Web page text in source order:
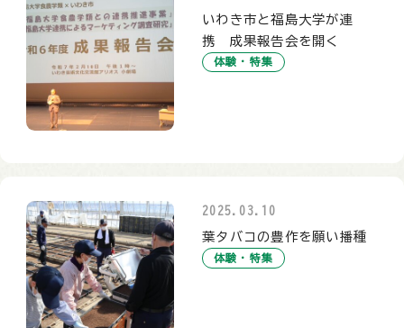
いわき市と福島大学が連
携 成果報告会を開く
体験・特集
2025.03.10
葉タバコの豊作を願い播種
体験・特集